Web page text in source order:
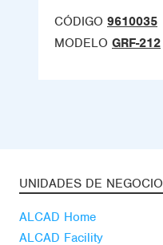
CÓDIGO 9610035
MODELO GRF-212
UNIDADES DE NEGOCIO
ALCAD Home
ALCAD Facility